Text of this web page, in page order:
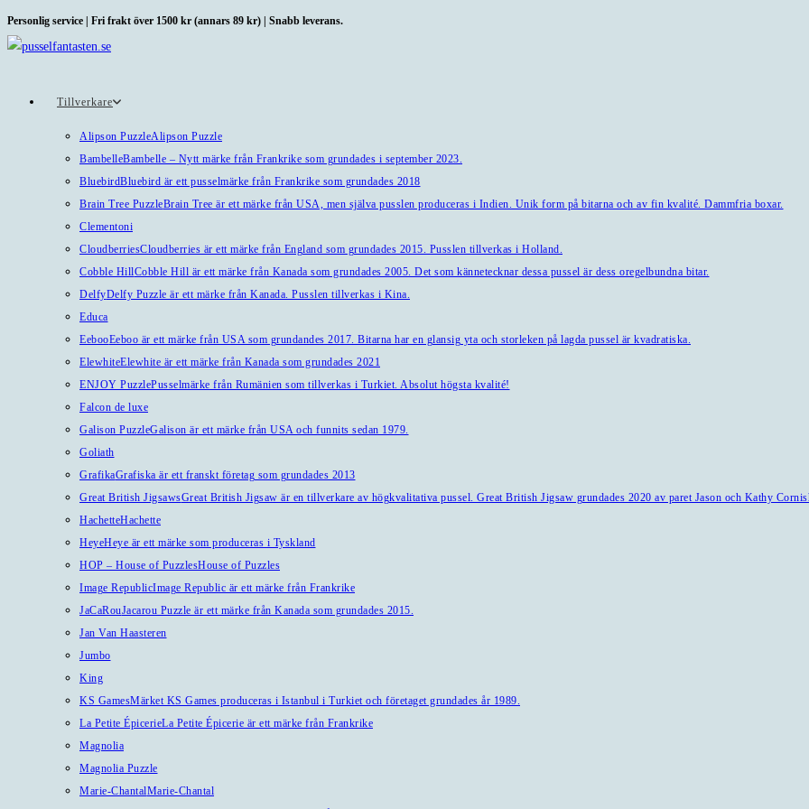
Hoppa
till
Personlig service | Fri frakt över 1500 kr (annars 89 kr) | Snabb leverans.
Tillverkare
Alipson PuzzleAlipson Puzzle
BambelleBambelle – Nytt märke från Frankrike som grundades i september 2023.
BluebirdBluebird är ett pusselmärke från Frankrike som grundades 2018
Brain Tree PuzzleBrain Tree är ett märke från USA, men själva pusslen produceras i Indien. Unik form på bitarna och av fin kvalité. Dammfria boxar.
Clementoni
CloudberriesCloudberries är ett märke från England som grundades 2015. Pusslen tillverkas i Holland.
Cobble HillCobble Hill är ett märke från Kanada som grundades 2005. Det som kännetecknar dessa pussel är dess oregelbundna bitar.
DelfyDelfy Puzzle är ett märke från Kanada. Pusslen tillverkas i Kina.
Educa
EebooEeboo är ett märke från USA som grundandes 2017. Bitarna har en glansig yta och storleken på lagda pussel är kvadratiska.
ElewhiteElewhite är ett märke från Kanada som grundades 2021
ENJOY PuzzlePusselmärke från Rumänien som tillverkas i Turkiet. Absolut högsta kvalité!
Falcon de luxe
Galison PuzzleGalison är ett märke från USA och funnits sedan 1979.
Goliath
GrafikaGrafiska är ett franskt företag som grundades 2013
Great British JigsawsGreat British Jigsaw är en tillverkare av högkvalitativa pussel. Great British Jigsaw grundades 2020 av paret Jason och Kathy
HachetteHachette
HeyeHeye är ett märke som produceras i Tyskland
HOP – House of PuzzlesHouse of Puzzles
Image RepublicImage Republic är ett märke från Frankrike
JaCaRouJacarou Puzzle är ett märke från Kanada som grundades 2015.
Jan Van Haasteren
Jumbo
King
KS GamesMärket KS Games produceras i Istanbul i Turkiet och företaget grundades år 1989.
La Petite ÉpicerieLa Petite Épicerie är ett märke från Frankrike
Magnolia
Magnolia Puzzle
Marie-ChantalMarie-Chantal